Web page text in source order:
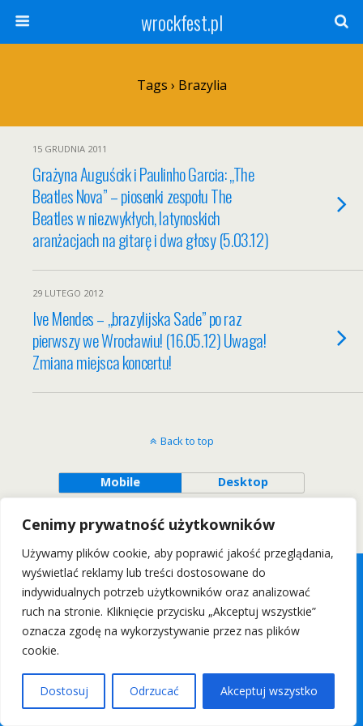
Cenimy prywatność użytkowników
Używamy plików cookie, aby poprawić jakość przeglądania,
wyświetlać reklamy lub treści dostosowane do
indywidualnych potrzeb użytkowników oraz analizować
ruch na stronie. Kliknięcie przycisku „Akceptuj wszystkie”
oznacza zgodę na wykorzystywanie przez nas plików
cookie.
Dostosuj Odrzucać Akceptuj wszystko
wrockfest.pl
Tags › Brazylia
15 GRUDNIA 2011
Grażyna Auguścik i Paulinho Garcia: „The
Beatles Nova” – piosenki zespołu The
Beatles w niezwykłych, latynoskich
aranżacjach na gitarę i dwa głosy (5.03.12)
29 LUTEGO 2012
Ive Mendes – „brazylijska Sade” po raz
pierwszy we Wrocławiu! (16.05.12) Uwaga!
Zmiana miejsca koncertu!
Back to top
Mobile Desktop
Wszelkie Prawa Zastrzeżone: wrockfest.pl 2011